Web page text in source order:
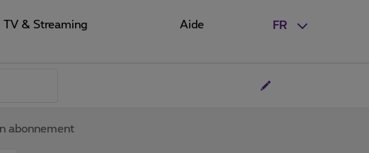
FR
TV & Streaming Aide
abonnement